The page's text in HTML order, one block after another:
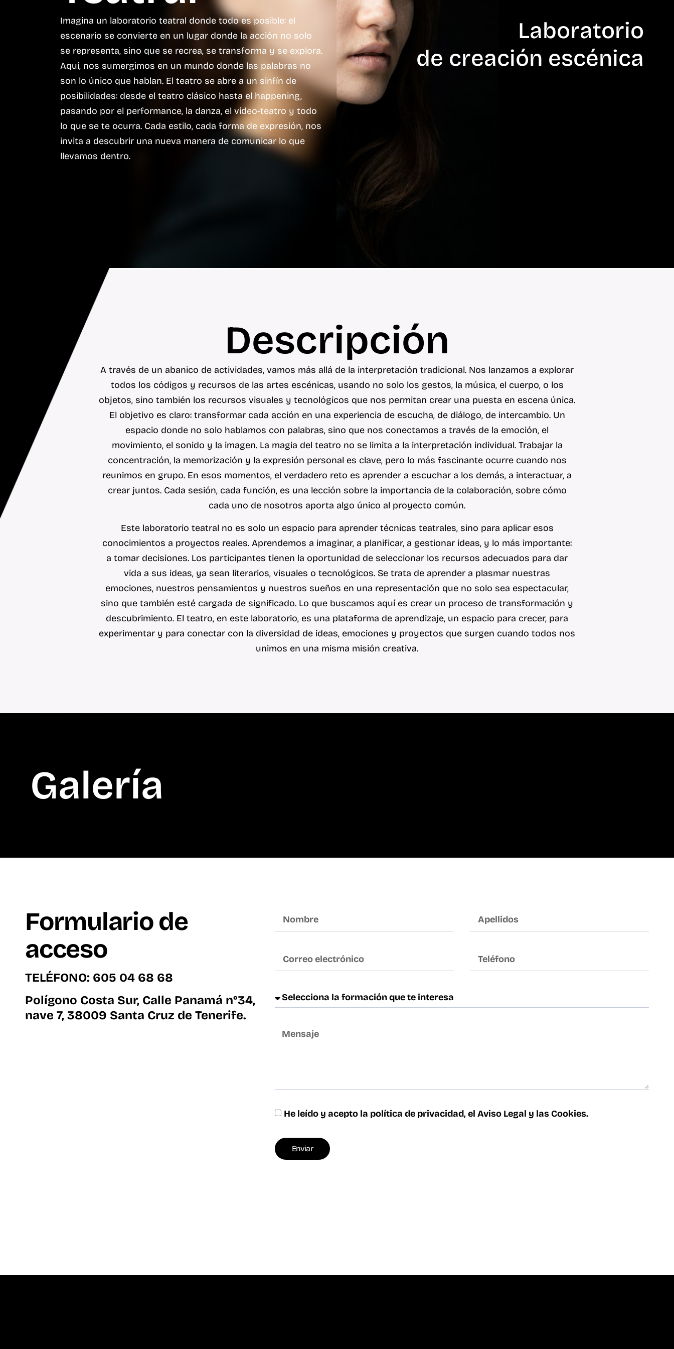
Imagina un laboratorio teatral donde todo es posible: el
escenario se convierte en un lugar donde la acción no solo
se representa, sino que se recrea, se transforma y se explora.
Aquí, nos sumergimos en un mundo donde las palabras no
son lo único que hablan. El teatro se abre a un sinfín de
posibilidades: desde el teatro clásico hasta el happening,
pasando por el performance, la danza, el vídeo-teatro y todo
lo que se te ocurra. Cada estilo, cada forma de expresión, nos
invita a descubrir una nueva manera de comunicar lo que
llevamos dentro.
Laboratorio
de creación escénica
Descripción
A través de un abanico de actividades, vamos más allá de la interpretación tradicional. Nos lanzamos a explorar
todos los códigos y recursos de las artes escénicas, usando no solo los gestos, la música, el cuerpo, o los
objetos, sino también los recursos visuales y tecnológicos que nos permitan crear una puesta en escena única.
El objetivo es claro: transformar cada acción en una experiencia de escucha, de diálogo, de intercambio. Un
espacio donde no solo hablamos con palabras, sino que nos conectamos a través de la emoción, el
movimiento, el sonido y la imagen. La magia del teatro no se limita a la interpretación individual. Trabajar la
concentración, la memorización y la expresión personal es clave, pero lo más fascinante ocurre cuando nos
reunimos en grupo. En esos momentos, el verdadero reto es aprender a escuchar a los demás, a interactuar, a
crear juntos. Cada sesión, cada función, es una lección sobre la importancia de la colaboración, sobre cómo
cada uno de nosotros aporta algo único al proyecto común.
Este laboratorio teatral no es solo un espacio para aprender técnicas teatrales, sino para aplicar esos
conocimientos a proyectos reales. Aprendemos a imaginar, a planificar, a gestionar ideas, y lo más importante:
a tomar decisiones. Los participantes tienen la oportunidad de seleccionar los recursos adecuados para dar
vida a sus ideas, ya sean literarios, visuales o tecnológicos. Se trata de aprender a plasmar nuestras
emociones, nuestros pensamientos y nuestros sueños en una representación que no solo sea espectacular,
sino que también esté cargada de significado. Lo que buscamos aquí es crear un proceso de transformación y
descubrimiento. El teatro, en este laboratorio, es una plataforma de aprendizaje, un espacio para crecer, para
experimentar y para conectar con la diversidad de ideas, emociones y proyectos que surgen cuando todos nos
unimos en una misma misión creativa.
Galería
Formulario de
acceso
TELÉFONO: 605 04 68 68
Polígono Costa Sur, Calle Panamá n°34,
nave 7, 38009 Santa Cruz de Tenerife.
He leído y acepto la política de privacidad, el Aviso Legal y las Cookies.
Enviar